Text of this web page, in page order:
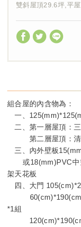
雙斜屋頂29.6坪,平
組合屋的內含物為：
一、
二、第一層屋頂：
第二層屋頂：清
三、內外壁板
或18(mm)PVC中
架天花板
四、大門
60(cm)*190(cm)
*1組
120(cm)*190(cm)